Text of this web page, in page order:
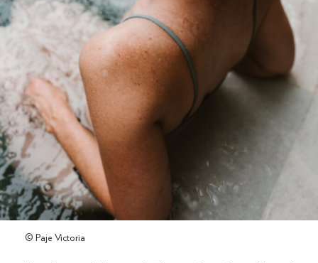
© Paje Victoria